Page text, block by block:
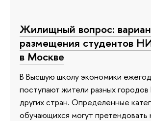
Жилищный вопрос:
размещения студентов
в Москве
В Высшую школу экономики
поступают жители разных городов
других стран. Определенные
обучающихся могут претендовать